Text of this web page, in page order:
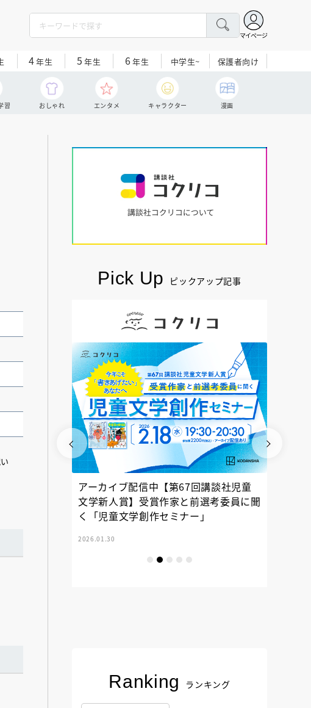
マイページ
4年生 5 年生 6年生 中学生~ 保護者向け
習 おしゃれ エンタメ キャラクター 漫画
Pick Up ピックアップ記事
アーカイブ配信中【第67回講談社児童
文学新人賞】受賞作家と前選考委員に聞
く「児童文学創作セミナー」
2026.01.30
Ranking ランキング